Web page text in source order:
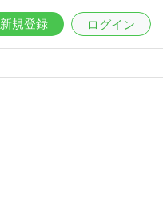
新規登録 ログイン